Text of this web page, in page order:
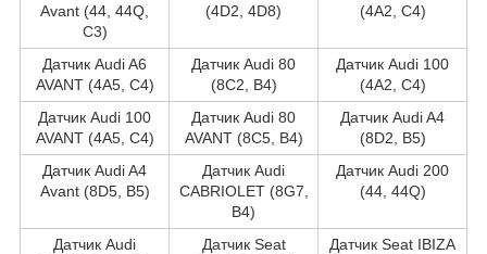
Avant (44, 44Q,
C3)
(4D2, 4D8)
(4A2, C4)
Датчик Audi A6
AVANT (4A5, C4)
Датчик Audi 80
(8C2, B4)
Датчик Audi 100
(4A2, C4)
Датчик Audi 100
AVANT (4A5, C4)
Датчик Audi 80
AVANT (8C5, B4)
Датчик Audi A4
(8D2, B5)
Датчик Audi A4
Avant (8D5, B5)
Датчик Audi
CABRIOLET (8G7,
B4)
Датчик Audi 200
(44, 44Q)
Датчик Audi
Датчик Seat
Датчик Seat IBIZA